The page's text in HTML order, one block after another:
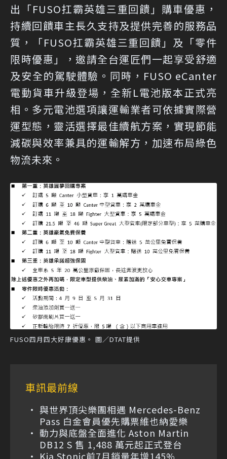
出「FUSO扛霸英雄三重回饋」購車優惠，
持續回饋車主長久支持及提供完善的服務品
質，「FUSO扛霸英雄三重回饋」及「零件
限時優惠」，邀請全台運匠們一起享受舒適
及安全的駕駛體驗。同時，FUSO eCanter
電動貨車升級登場，全新L電池版本正式亮
相。多元電池選項讓運輸業者可依據實際營
運型態，靈活選擇最佳續航方案，實現節能
減碳與效率兼具的運輸解方，加速布局綠色
物流未來。
FUSO四月四大好康優惠。 圖／DTAT提供
車訊最前線
與世界頂尖樂團相遇 Mercedes-Benz
Pass 白金會員優先購票維也納愛樂
動力與底盤全面進化 Aston Martin
DB12 S 售 1,488 萬元起正式登台
Kia Stonic前7月銷量年增145%